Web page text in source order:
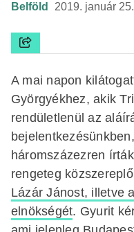
Belföld 2019. január
A mai napon
Györgyékhez, akik
rendületlenül az
háromszázezren
rengeteg
Lázár Jánost, illetve
elnökségét. Gyurit